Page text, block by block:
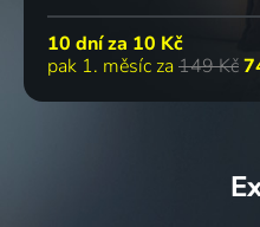
10 dní za 10 Kč
pak 1. měsíc za 149 Kč